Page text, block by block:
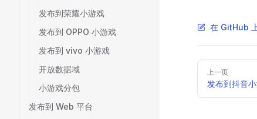
发布到荣耀小游戏
发布到 OPPO 小游戏
发布到 vivo 小游戏
开放数据域
小游戏分包
发布到 Web 平台
在 GitHub
Pager
上一页
发布到抖音